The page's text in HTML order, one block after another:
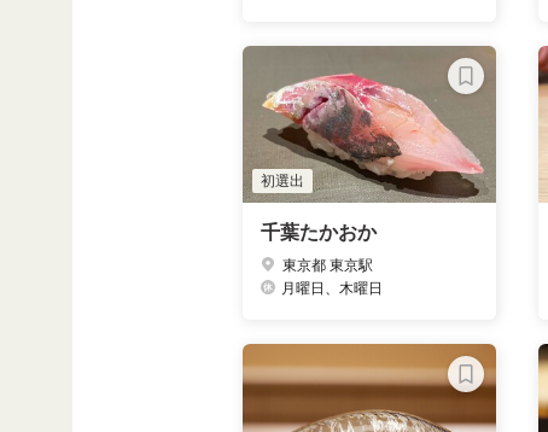
初選出
千葉たかおか
東京都 東京駅
月曜日、木曜日